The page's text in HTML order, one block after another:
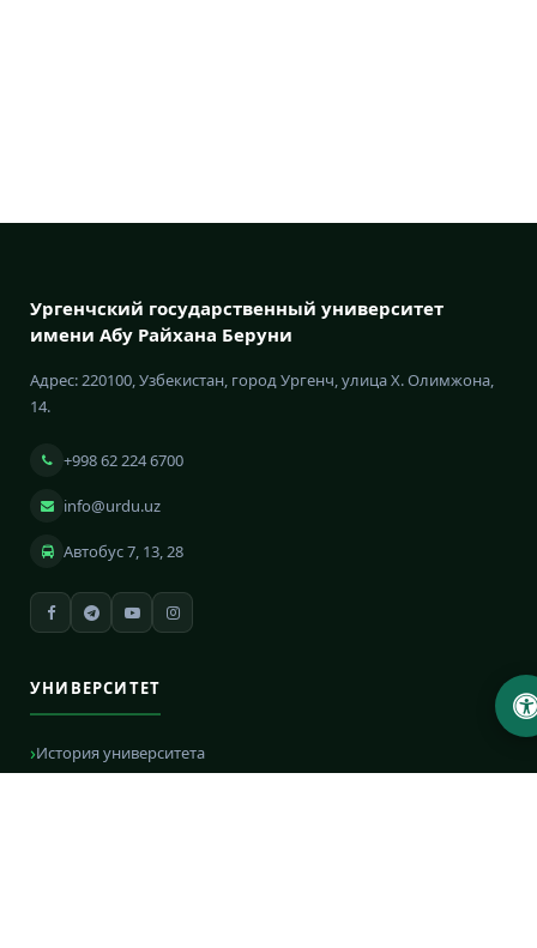
Ургенчский государственный университет
имени Абу Райхана Беруни
Адрес: 220100, Узбекистан, город Ургенч, улица Х. Олимжона,
14.
+998 62 224 6700
info@urdu.uz
Автобус 7, 13, 28
УНИВЕРСИТЕТ
История университета